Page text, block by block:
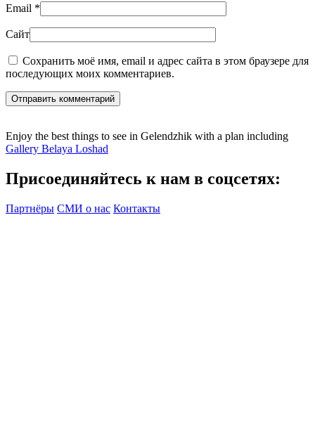
Email *
Сайт
Сохранить моё имя, email и адрес сайта в этом браузере для
последующих моих комментариев.
Отправить комментарий
Enjoy the best things to see in Gelendzhik with a plan including
Gallery Belaya Loshad
Присоединяйтесь к нам в соцсетях:
Партнёры СМИ о нас Контакты